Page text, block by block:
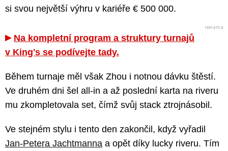
si svou největší výhru v kariéře € 500 000.
Na kompletní program a struktury turnajů
v King's se podívejte tady.
Během turnaje měl však Zhou i notnou dávku štěstí.
Ve druhém dni šel all-in a až poslední karta na riveru
mu zkompletovala set, čímž svůj stack ztrojnásobil.
Ve stejném stylu i tento den zakončil, když vyřadil
Jan-Petera Jachtmanna a opět díky lucky riveru. Tím